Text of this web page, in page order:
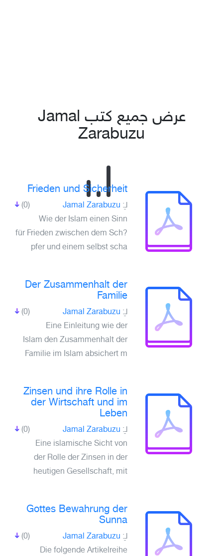
عرض جميع كتب Jamal
Zarabuzu
Frieden und Sicherheit
(0) لـِ: Jamal Zarabuzu
Wie der Islam einen Sinn
für Frieden zwischen dem Sch?
pfer und einem selbst scha
Der Zusammenhalt der
Familie
(0) لـِ: Jamal Zarabuzu
Eine Einleitung wie der
Islam den Zusammenhalt der
Familie im Islam absichert m
Zinsen und ihre Rolle in
der Wirtschaft und im
Leben
(0) لـِ: Jamal Zarabuzu
Eine islamische Sicht von
der Rolle der Zinsen in der
heutigen Gesellschaft, mit
Gottes Bewahrung der
Sunna
(0) لـِ: Jamal Zarabuzu
Die folgende Artikelreihe